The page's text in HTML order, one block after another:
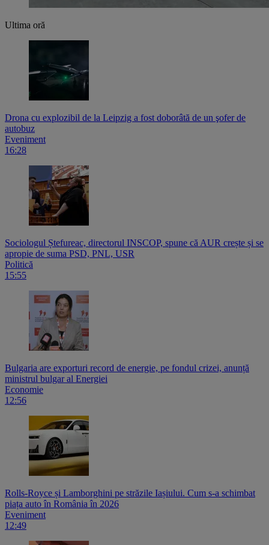
Ultima oră
Drona cu explozibil de la Leipzig a fost doborâtă de un şofer de
autobuz
Eveniment
16:28
Sociologul Ștefureac, directorul INSCOP, spune că AUR crește și se
apropie de suma PSD, PNL, USR
Politică
15:55
Bulgaria are exporturi record de energie, pe fondul crizei, anunță
ministrul bulgar al Energiei
Economie
12:56
Rolls-Royce și Lamborghini pe străzile Iașiului. Cum s-a schimbat
piața auto în România în 2026
Eveniment
12:49